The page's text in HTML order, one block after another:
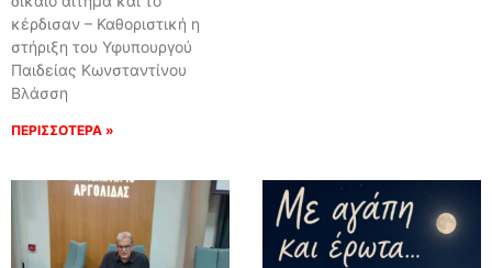
κέρδισαν – Καθοριστική η
στήριξη του Υφυπουργού
Παιδείας Κωνσταντίνου
Βλάσση
ΠΕΡΙΣΣΟΤΕΡΑ »